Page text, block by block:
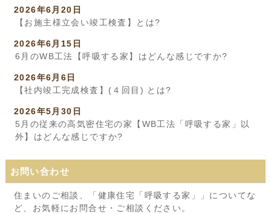
2026年6月20日
【お施主様立会い竣工検査】とは?
2026年6月15日
6月のWB工法【呼吸する家】はどんな感じですか?
2026年6月6日
【社内竣工完成検査】(４回目) とは?
2026年5月30日
5月の従来の高気密住宅の家【WB工法「呼吸する家」以
外】はどんな感じですか?
お問い合わせ
住まいのご相談、「健康住宅「呼吸する家」」についてな
ど、お気軽にお問合せ・ご相談ください。